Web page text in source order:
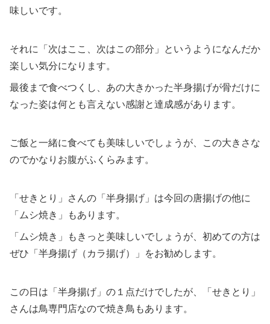
味しいです。
それに「次はここ、次はこの部分」というようになんだか
楽しい気分になります。
最後まで食べつくし、あの大きかった半身揚げが骨だけに
なった姿は何とも言えない感謝と達成感があります。
ご飯と一緒に食べても美味しいでしょうが、この大きさな
のでかなりお腹がふくらみます。
「せきとり」さんの「半身揚げ」は今回の唐揚げの他に
「ムシ焼き」もあります。
「ムシ焼き」もきっと美味しいでしょうが、初めての方は
ぜひ「半身揚げ（カラ揚げ）」をお勧めします。
この日は「半身揚げ」の１点だけでしたが、「せきとり」
さんは鳥専門店なので焼き鳥もあります。